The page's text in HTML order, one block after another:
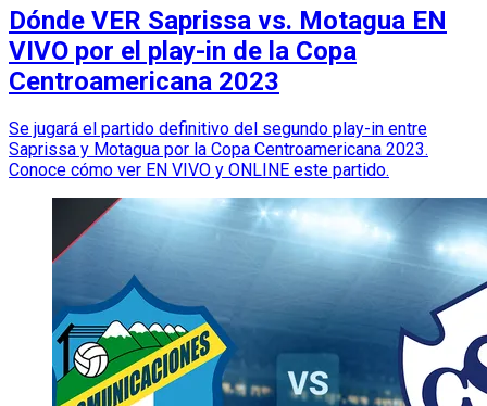
Dónde VER Saprissa vs. Motagua EN
VIVO por el play-in de la Copa
Centroamericana 2023
Se jugará el partido definitivo del segundo play-in entre
Saprissa y Motagua por la Copa Centroamericana 2023.
Conoce cómo ver EN VIVO y ONLINE este partido.